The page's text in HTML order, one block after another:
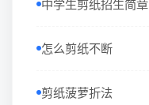
中学生剪纸招生简章
怎么剪纸不断
剪纸菠萝折法